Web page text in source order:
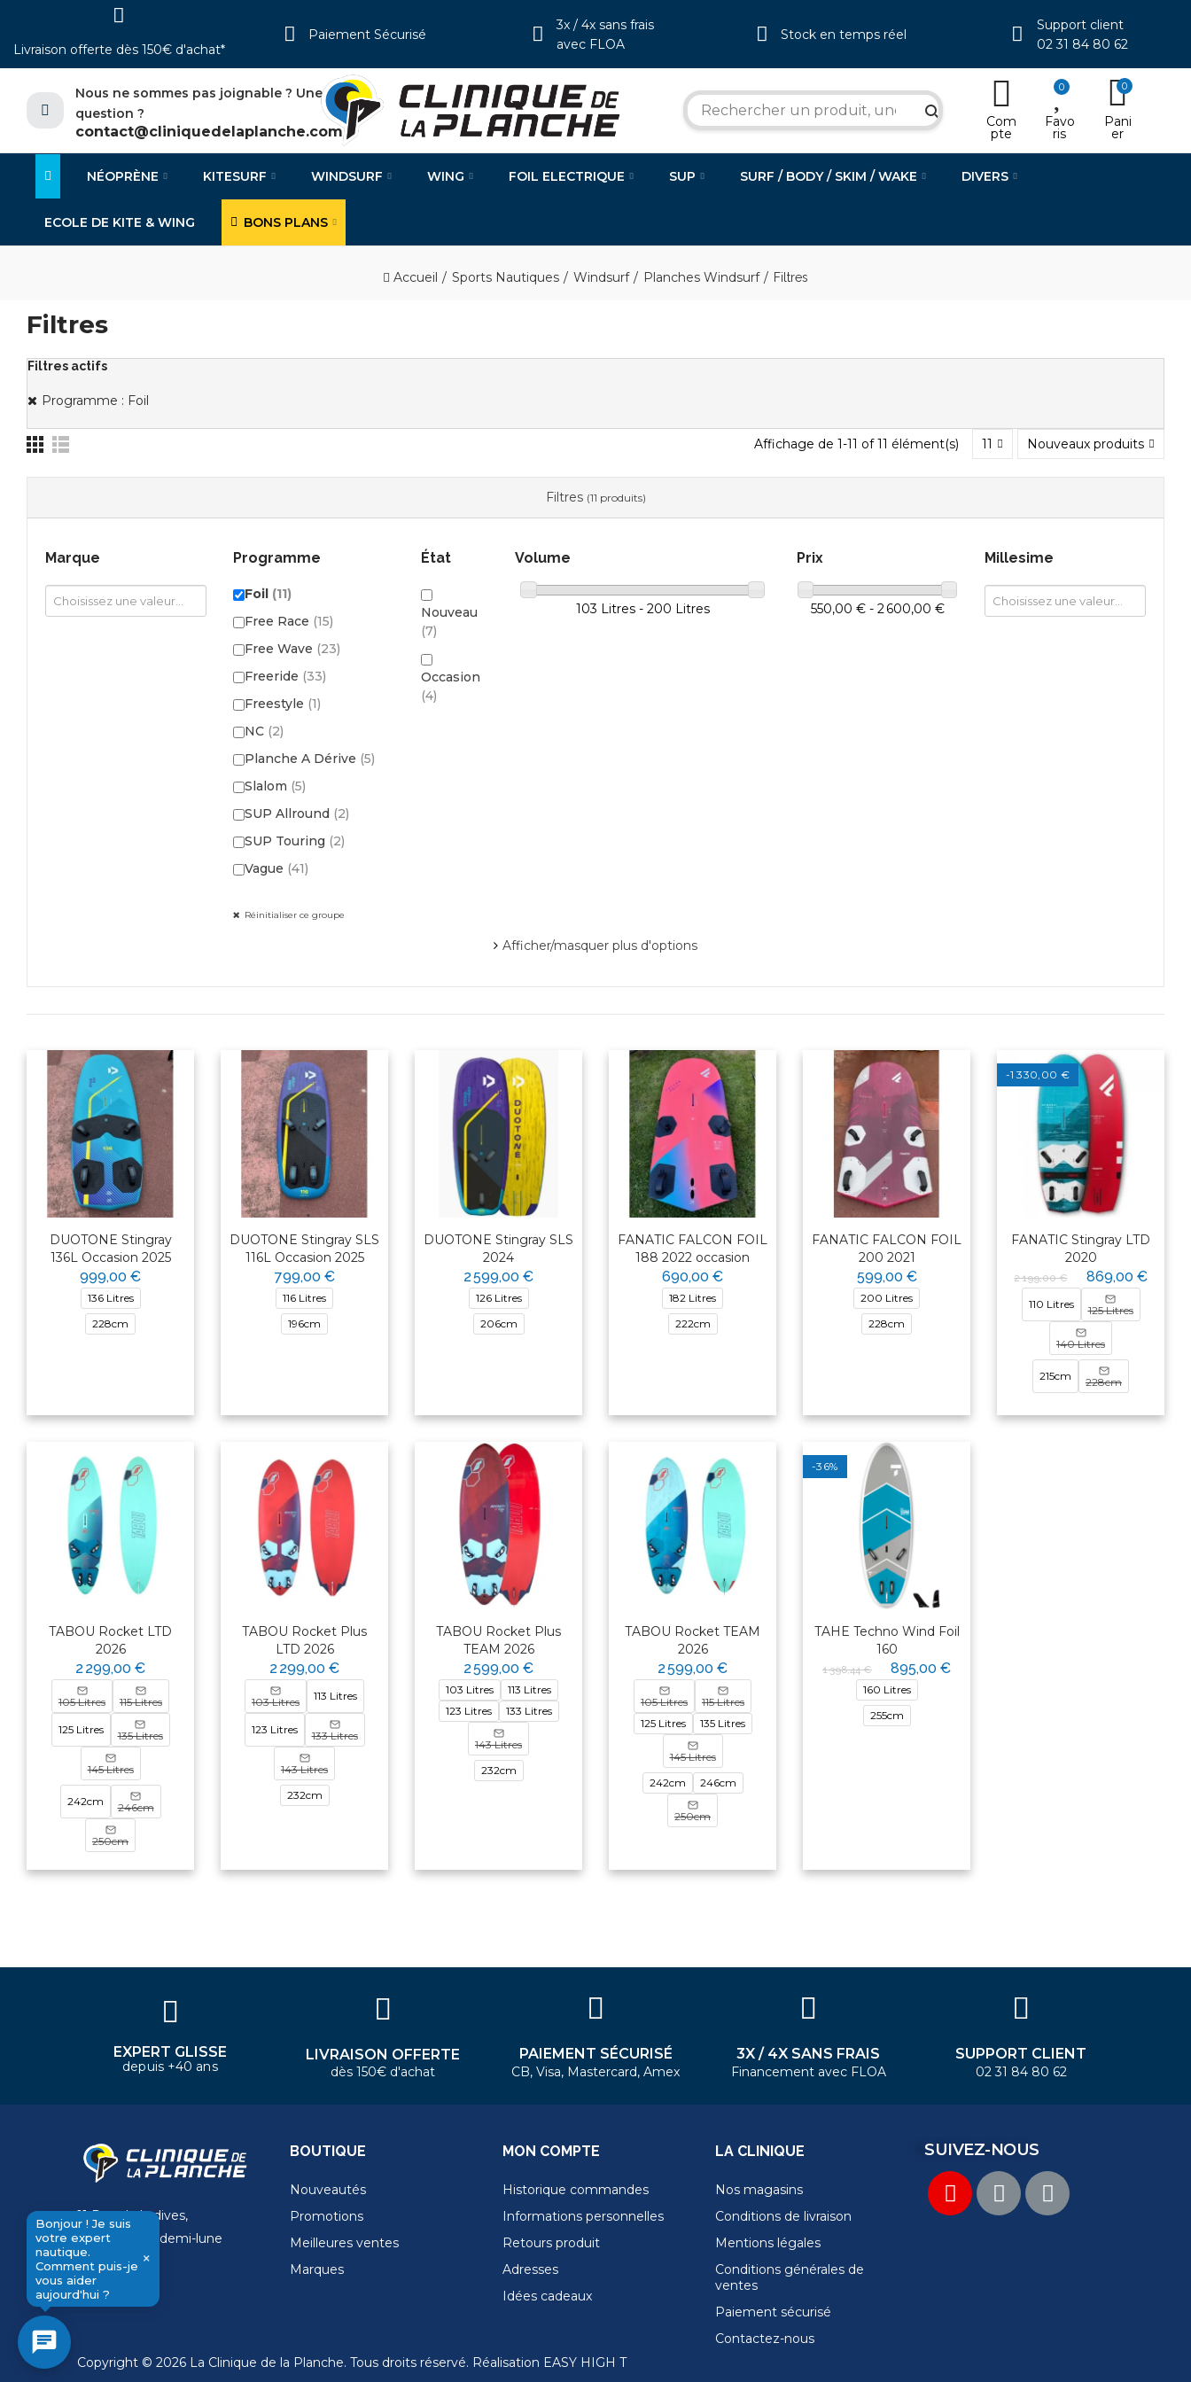
Livraison offerte dès 150€ d'achat*
Paiement Sécurisé
3x / 4x sans frais
avec FLOA
Stock en temps réel
Support client
02 31 84 80 62
Nous ne sommes pas joignable ? Une
question ?
contact@cliniquedelaplanche.com
search Com
pte
0
Favo
ris
0
Pani
er
NÉOPRÈNE KITESURF WINDSURF WING FOIL ELECTRIQUE SUP SURF / BODY / SKIM / WAKE DIVERS
ECOLE DE KITE & WING BONS PLANS
Accueil Sports Nautiques Windsurf Planches Windsurf Filtres
Filtres
Filtres actifs
Programme : Foil
Affichage de 1-11 of 11 élément(s) 11 Nouveaux produits
Filtres (11 produits)
Marque Programme
Foil (11)
Free Race (15)
Free Wave (23)
Freeride (33)
Freestyle (1)
NC (2)
Planche A Dérive (5)
Slalom (5)
SUP Allround (2)
SUP Touring (2)
Vague (41)
Réinitialiser ce groupe
État
Nouveau
(7)
Occasion
(4)
Volume
103 Litres - 200 Litres
Prix
550,00 € - 2 600,00 €
Millesime
Afficher/masquer plus d'options
DUOTONE Stingray
136L Occasion 2025
999,00 €
136 Litres
228cm
DUOTONE Stingray SLS
116L Occasion 2025
799,00 €
116 Litres
196cm
DUOTONE Stingray SLS
2024
2 599,00 €
126 Litres
206cm
FANATIC FALCON FOIL
188 2022 occasion
690,00 €
182 Litres
222cm
FANATIC FALCON FOIL
200 2021
599,00 €
200 Litres
228cm
-1 330,00 €
FANATIC Stingray LTD
2020
2 199,00 € 869,00 €
110 Litres 125 Litres
140 Litres
215cm 228cm
TABOU Rocket LTD
2026
2 299,00 €
105 Litres 115 Litres
125 Litres 135 Litres
145 Litres
242cm 246cm
250cm
TABOU Rocket Plus
LTD 2026
2 299,00 €
103 Litres 113 Litres
123 Litres 133 Litres
143 Litres
232cm
TABOU Rocket Plus
TEAM 2026
2 599,00 €
103 Litres
113 Litres
123 Litres
133 Litres
143 Litres
232cm
TABOU Rocket TEAM
2026
2 599,00 €
105 Litres
115 Litres
125 Litres
135 Litres
145 Litres
242cm
246cm
250cm
-36%
TAHE Techno Wind Foil
160
1 398,44 € 895,00 €
160 Litres
255cm
×
send
Bonjour ! Je suis
votre expert
nautique.
Comment puis-je
vous aider
aujourd'hui ?
×
chat
EXPERT GLISSE
depuis +40 ans
LIVRAISON OFFERTE
dès 150€ d'achat
PAIEMENT SÉCURISÉ
CB, Visa, Mastercard, Amex
3X / 4X SANS FRAIS
Financement avec FLOA
SUPPORT CLIENT
02 31 84 80 62
11 Rue de la dives,
4 Place de la demi-lune
14000 Caen
BOUTIQUE
Nouveautés
Promotions
Meilleures ventes
Marques
MON COMPTE
Historique commandes
Informations personnelles
Retours produit
Adresses
Idées cadeaux
LA CLINIQUE
Nos magasins
Conditions de livraison
Mentions légales
Conditions générales de
ventes
Paiement sécurisé
Contactez-nous
SUIVEZ-NOUS
Copyright © 2026 La Clinique de la Planche. Tous droits réservé. Réalisation EASY HIGH T